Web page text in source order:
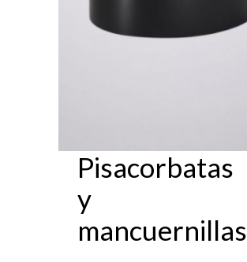
Pisacorbatas
y
mancuernillas